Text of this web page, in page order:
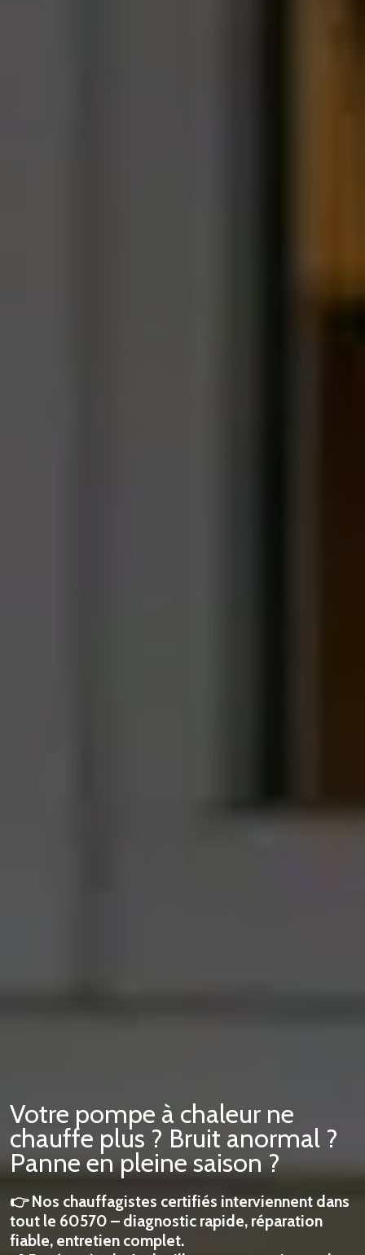
Votre pompe à chaleur ne
chauffe plus ? Bruit anormal ?
Panne en pleine saison ?
👉 Nos chauffagistes certifiés interviennent dans
tout le 60570 – diagnostic rapide, réparation
fiable, entretien complet.